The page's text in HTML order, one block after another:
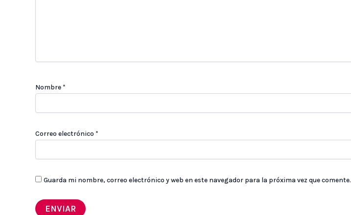
Nombre *
Correo electrónico *
Guarda mi nombre, correo electrónico y web en este navegador para la próxima vez que comente.